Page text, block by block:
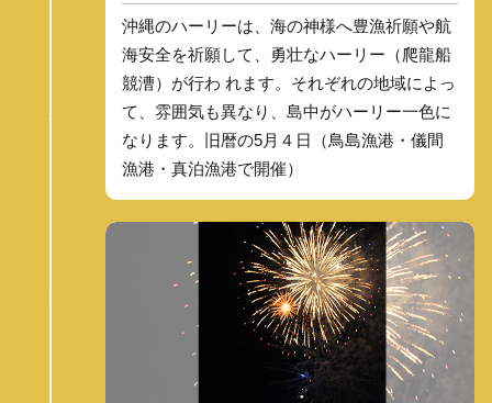
沖縄のハーリーは、海の神様へ豊漁祈願や航
海安全を祈願して、勇壮なハーリー（爬龍船
競漕）が行わ れます。それぞれの地域によっ
て、雰囲気も異なり、島中がハーリー一色に
なります。旧暦の5月４日（鳥島漁港・儀間
漁港・真泊漁港で開催）